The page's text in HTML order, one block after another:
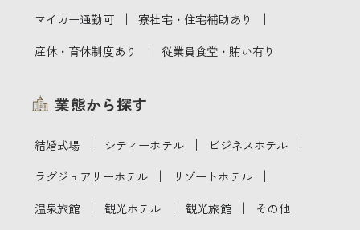
マイカー通勤可 ｜ 寮社宅・住宅補助あり ｜
産休・育休制度あり ｜ 従業員食堂・賄い有り
業態から探す
結婚式場 ｜ シティーホテル ｜ ビジネスホテル ｜
ラグジュアリーホテル ｜ リゾートホテル ｜
温泉旅館 ｜ 観光ホテル ｜ 観光旅館 ｜ その他